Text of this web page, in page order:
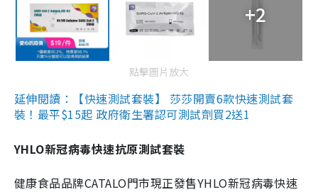
+2
點擊圖片放大
延伸閱讀：【快速測試套裝】 莎莎開賣6款快速測試套
裝！最平$15起 政府衛生署認可測試劑買2送1
YHLO新冠病毒快速抗原測試套裝
健康食品品牌CATALO門市現正發售YHLO新冠病毒快速